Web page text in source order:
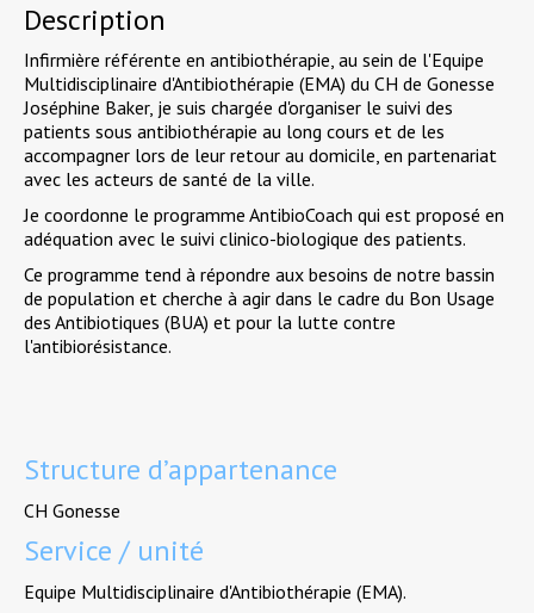
Description
Infirmière référente en antibiothérapie, au sein de l'Equipe
Multidisciplinaire d'Antibiothérapie (EMA) du CH de Gonesse
Joséphine Baker, je suis chargée d'organiser le suivi des
patients sous antibiothérapie au long cours et de les
accompagner lors de leur retour au domicile, en partenariat
avec les acteurs de santé de la ville.
Je coordonne le programme AntibioCoach qui est proposé en
adéquation avec le suivi clinico-biologique des patients.
Ce programme tend à répondre aux besoins de notre bassin
de population et cherche à agir dans le cadre du Bon Usage
des Antibiotiques (BUA) et pour la lutte contre
l'antibiorésistance.
Structure d’appartenance
CH Gonesse
Service / unité
Equipe Multidisciplinaire d'Antibiothérapie (EMA).